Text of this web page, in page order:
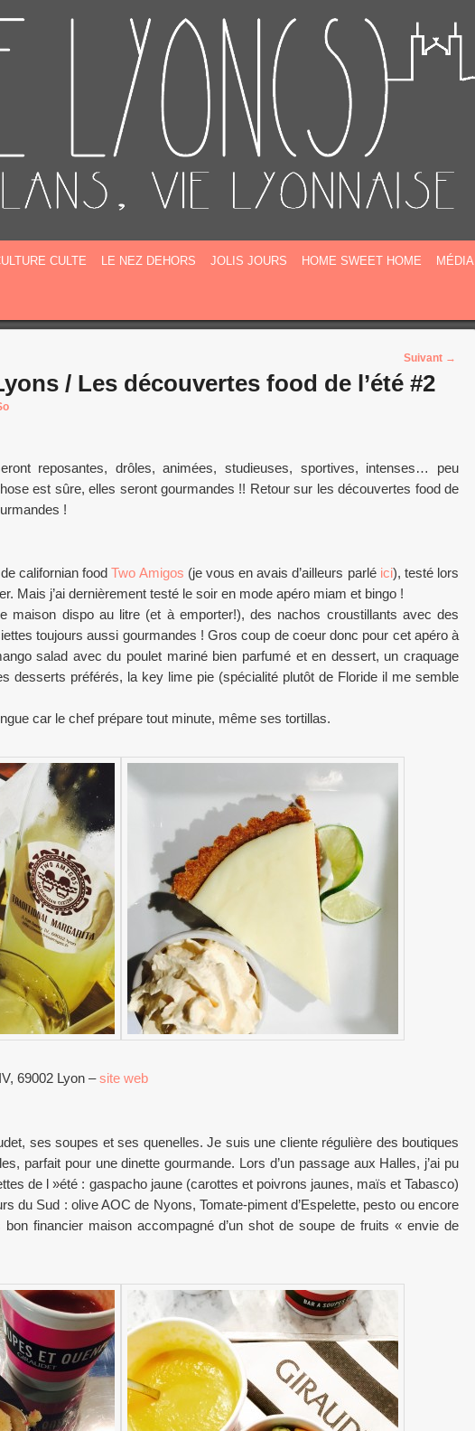
CULTE LE NEZ DEHORS JOLIS JOURS HOME SWEET HOME MÉDIA
Suivant →
/ Les découvertes food de l’été #2
reposantes, drôles, animées, studieuses, sportives, intenses… peu
est sûre, elles seront gourmandes !! Retour sur les découvertes food de
!
californian foodTwo Amigos (je vous en avais d’ailleurs parlé ici), testé lors
Mais j’ai dernièrement testé le soir en mode apéro miam et bingo !
maison dispo au litre (et à emporter!), des nachos croustillants avec des
toujours aussi gourmandes ! Gros coup de coeur donc pour cet apéro à
salad avec du poulet mariné bien parfumé et en dessert, un craquage
desserts préférés, la key lime pie (spécialité plutôt de Floride il me semble
car le chef prépare tout minute, même ses tortillas.
69002 Lyon –site web
ses soupes et ses quenelles. Je suis une cliente régulière des boutiques
parfait pour une dinette gourmande. Lors d’un passage aux Halles, j’ai pu
de l »été : gaspacho jaune (carottes et poivrons jaunes, maïs et Tabasco)
du Sud : olive AOC de Nyons, Tomate-piment d’Espelette, pesto ou encore
financier maison accompagné d’un shot de soupe de fruits « envie de